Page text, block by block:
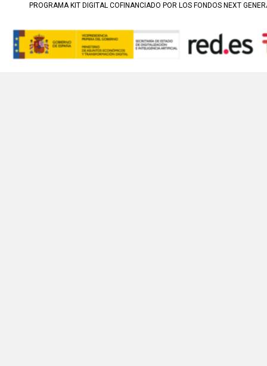
PROGRAMA KIT DIGITAL COFINANCIADO POR LOS FONDOS NEXT